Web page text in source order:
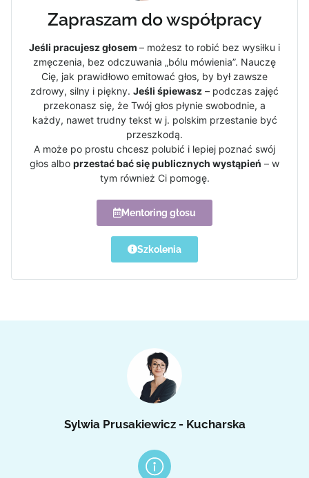
Zapraszam do współpracy
Jeśli pracujesz głosem – możesz to robić bez wysiłku i
zmęczenia, bez odczuwania „bólu mówienia”. Nauczę
Cię, jak prawidłowo emitować głos, by był zawsze
zdrowy, silny i piękny. Jeśli śpiewasz – podczas zajęć
przekonasz się, że Twój głos płynie swobodnie, a
każdy, nawet trudny tekst w j. polskim przestanie być
przeszkodą.
A może po prostu chcesz polubić i lepiej poznać swój
głos albo przestać bać się publicznych wystąpień – w
tym również Ci pomogę.
Mentoring głosu
Szkolenia
Sylwia Prusakiewicz - Kucharska